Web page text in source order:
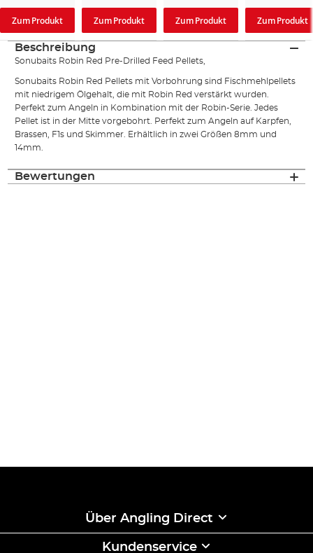
Zum Produkt Zum Produkt Zum Produkt Zum Produkt
Beschreibung
Sonubaits Robin Red Pre-Drilled Feed Pellets,
Sonubaits Robin Red Pellets mit Vorbohrung sind Fischmehlpellets
mit niedrigem Ölgehalt, die mit Robin Red verstärkt wurden.
Perfekt zum Angeln in Kombination mit der Robin-Serie. Jedes
Pellet ist in der Mitte vorgebohrt. Perfekt zum Angeln auf Karpfen,
Brassen, F1s und Skimmer. Erhältlich in zwei Größen 8mm und
14mm.
Bewertungen
Über Angling Direct
Kundenservice